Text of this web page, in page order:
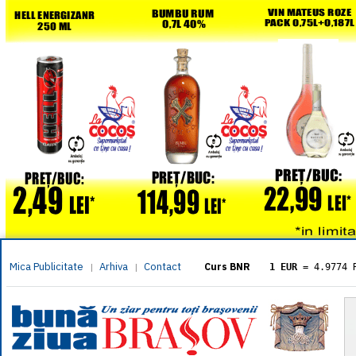
Mica Publicitate | Arhiva | Contact Curs BNR 1 EUR = 4.9774
= 5.8304
1 XAU= 464.4611
1 AED= 1.1933
1 AUD= 2.7957
1 BGN= 2.5449